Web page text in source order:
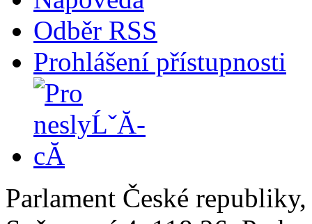
Odběr RSS
Prohlášení přístupnosti
Parlament České